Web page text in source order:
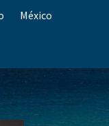
México